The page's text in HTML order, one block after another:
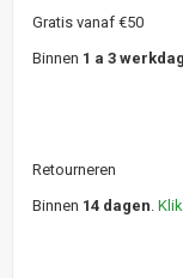
Gratis vanaf €50
Binnen 1 a 3
Retourneren
Binnen 14 dagen